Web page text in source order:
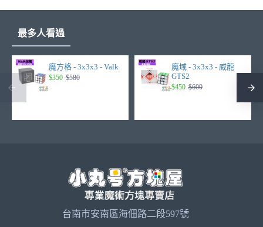
最多人看過
魔方格 - 3x3x3 - Valk
$350 $580
魔域 - 3x3x3 - 威龍
GTS2
$450 $600
台南市安南區海佃路二段597號